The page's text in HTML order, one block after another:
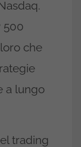
500
che
a lungo
trading